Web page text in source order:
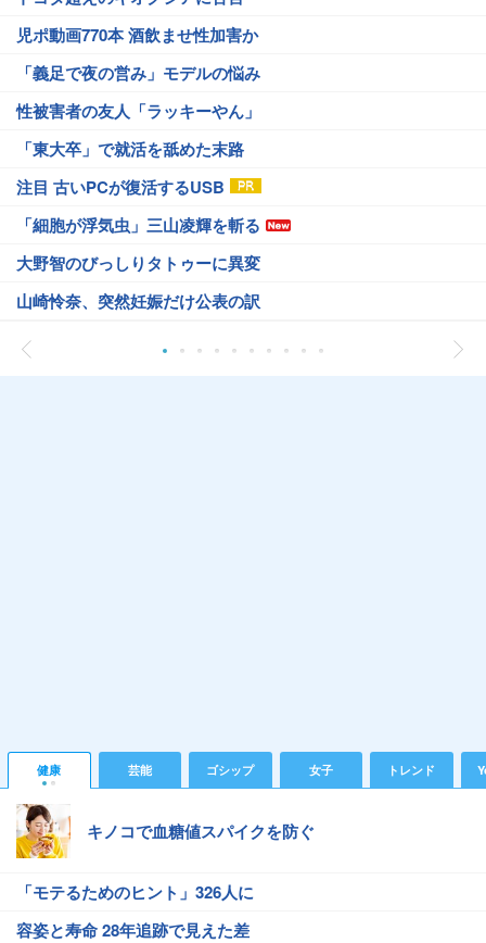
児ポ動画770本 酒飲ませ性加害か
「義足で夜の営み」モデルの悩み
性被害者の友人「ラッキーやん」
「東大卒」で就活を舐めた末路
注目 古いPCが復活するUSB
「細胞が浮気虫」三山凌輝を斬る
大野智のびっしりタトゥーに異変
山崎怜奈、突然妊娠だけ公表の訳
健康 芸能 ゴシップ 女子 トレンド
キノコで血糖値スパイクを防ぐ
「モテるためのヒント」326人に
容姿と寿命 28年追跡で見えた差